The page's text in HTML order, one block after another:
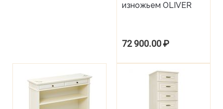
изножьем OLIVER
72 900.00₽